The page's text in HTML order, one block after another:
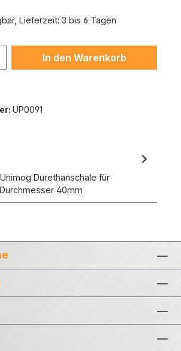
Lieferzeit: 3 bis 6 Tagen
Gib den
In den Warenkorb
UP0091
Durethanschale für
40mm